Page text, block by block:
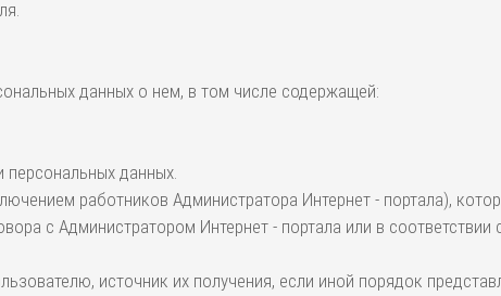
данных о нем, в том числе содержащей:
данных.
работников Администратора Интернет - портала),
с Администратором Интернет - портала или в соответствии
источник их получения, если иной порядок